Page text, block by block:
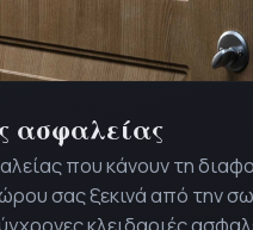
αποτελεί μία